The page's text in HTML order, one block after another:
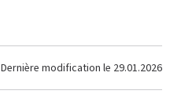
Dernière modification le 29.01.2026